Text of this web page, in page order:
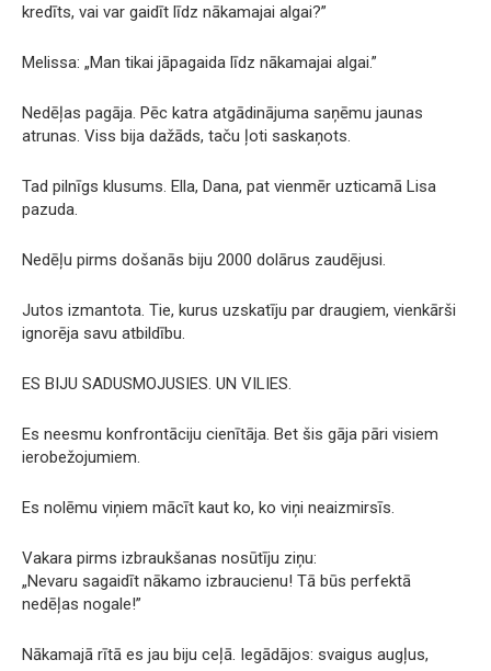
kredīts, vai var gaidīt līdz nākamajai algai?”
Melissa: „Man tikai jāpagaida līdz nākamajai algai.”
Nedēļas pagāja. Pēc katra atgādinājuma saņēmu jaunas
atrunas. Viss bija dažāds, taču ļoti saskaņots.
Tad pilnīgs klusums. Ella, Dana, pat vienmēr uzticamā Lisa
pazuda.
Nedēļu pirms došanās biju 2000 dolārus zaudējusi.
Jutos izmantota. Tie, kurus uzskatīju par draugiem, vienkārši
ignorēja savu atbildību.
ES BIJU SADUSMOJUSIES. UN VILIES.
Es neesmu konfrontāciju cienītāja. Bet šis gāja pāri visiem
ierobežojumiem.
Es nolēmu viņiem mācīt kaut ko, ko viņi neaizmirsīs.
Vakara pirms izbraukšanas nosūtīju ziņu:
„Nevaru sagaidīt nākamo izbraucienu! Tā būs perfektā
nedēļas nogale!”
Nākamajā rītā es jau biju ceļā. Iegādājos: svaigus augļus,